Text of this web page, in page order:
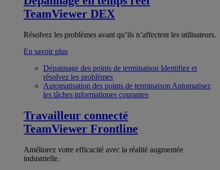
TeamViewer DEX
Résolvez les problèmes avant qu’ils n’affectent les utilisateurs.
En savoir plus
Dépannage des points de terminaison Identifiez et
résolvez les problèmes
Automatisation des points de terminaison Automatisez
les tâches informatiques courantes
Travailleur connecté
TeamViewer Frontline
Améliorez votre efficacité avec la réalité augmentée
industrielle.